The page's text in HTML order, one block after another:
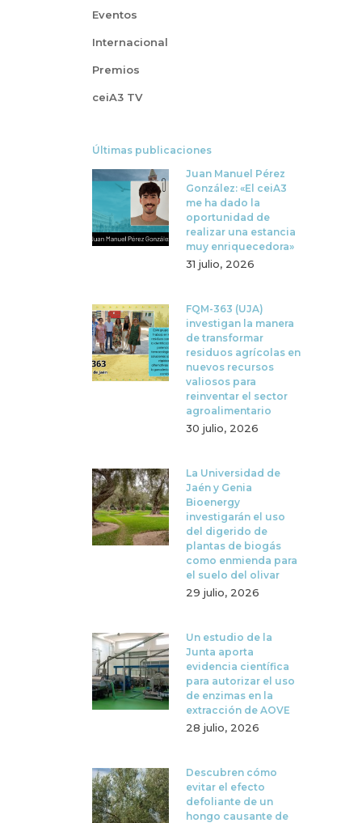
Eventos
Internacional
Premios
ceiA3 TV
Últimas publicaciones
Juan Manuel Pérez
González: «El ceiA3
me ha dado la
oportunidad de
realizar una estancia
muy enriquecedora»
31 julio, 2026
FQM-363 (UJA)
investigan la manera
de transformar
residuos agrícolas en
nuevos recursos
valiosos para
reinventar el sector
agroalimentario
30 julio, 2026
La Universidad de
Jaén y Genia
Bioenergy
investigarán el uso
del digerido de
plantas de biogás
como enmienda para
el suelo del olivar
29 julio, 2026
Un estudio de la
Junta aporta
evidencia científica
para autorizar el uso
de enzimas en la
extracción de AOVE
28 julio, 2026
Descubren cómo
evitar el efecto
defoliante de un
hongo causante de